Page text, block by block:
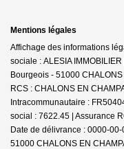
Mentions légales
Affichage des informations
sociale : ALESIA
Bourgeois - 51000
RCS : CHALONS EN
Intracommunautaire :
social : 7622.45 | Assurance
Date de délivrance : 0000-
51000 CHALONS EN